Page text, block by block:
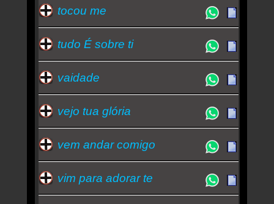
tocou me
tudo É sobre ti
vaidade
vejo tua glória
vem andar comigo
vim para adorar te